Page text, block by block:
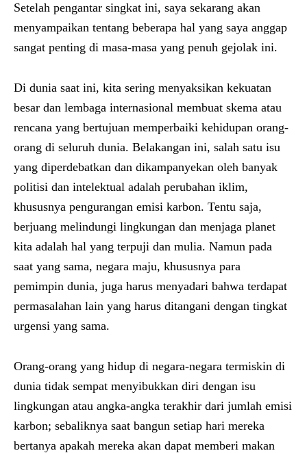
Setelah pengantar singkat ini, saya sekarang akan
menyampaikan tentang beberapa hal yang saya anggap
sangat penting di masa-masa yang penuh gejolak ini.
Di dunia saat ini, kita sering menyaksikan kekuatan
besar dan lembaga internasional membuat skema atau
rencana yang bertujuan memperbaiki kehidupan orang-
orang di seluruh dunia. Belakangan ini, salah satu isu
yang diperdebatkan dan dikampanyekan oleh banyak
politisi dan intelektual adalah perubahan iklim,
khususnya pengurangan emisi karbon. Tentu saja,
berjuang melindungi lingkungan dan menjaga planet
kita adalah hal yang terpuji dan mulia. Namun pada
saat yang sama, negara maju, khususnya para
pemimpin dunia, juga harus menyadari bahwa terdapat
permasalahan lain yang harus ditangani dengan tingkat
urgensi yang sama.
Orang-orang yang hidup di negara-negara termiskin di
dunia tidak sempat menyibukkan diri dengan isu
lingkungan atau angka-angka terakhir dari jumlah emisi
karbon; sebaliknya saat bangun setiap hari mereka
bertanya apakah mereka akan dapat memberi makan